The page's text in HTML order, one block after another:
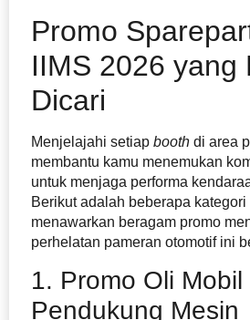
Promo
IIMS 2026 yang
Dicari
Menjelajahi setiap booth di area
membantu kamu menemukan
untuk menjaga performa
Berikut adalah beberapa
menawarkan beragam promo
perhelatan pameran otomotif ini
1. Promo Oli Mobil
Pendukung Mesin